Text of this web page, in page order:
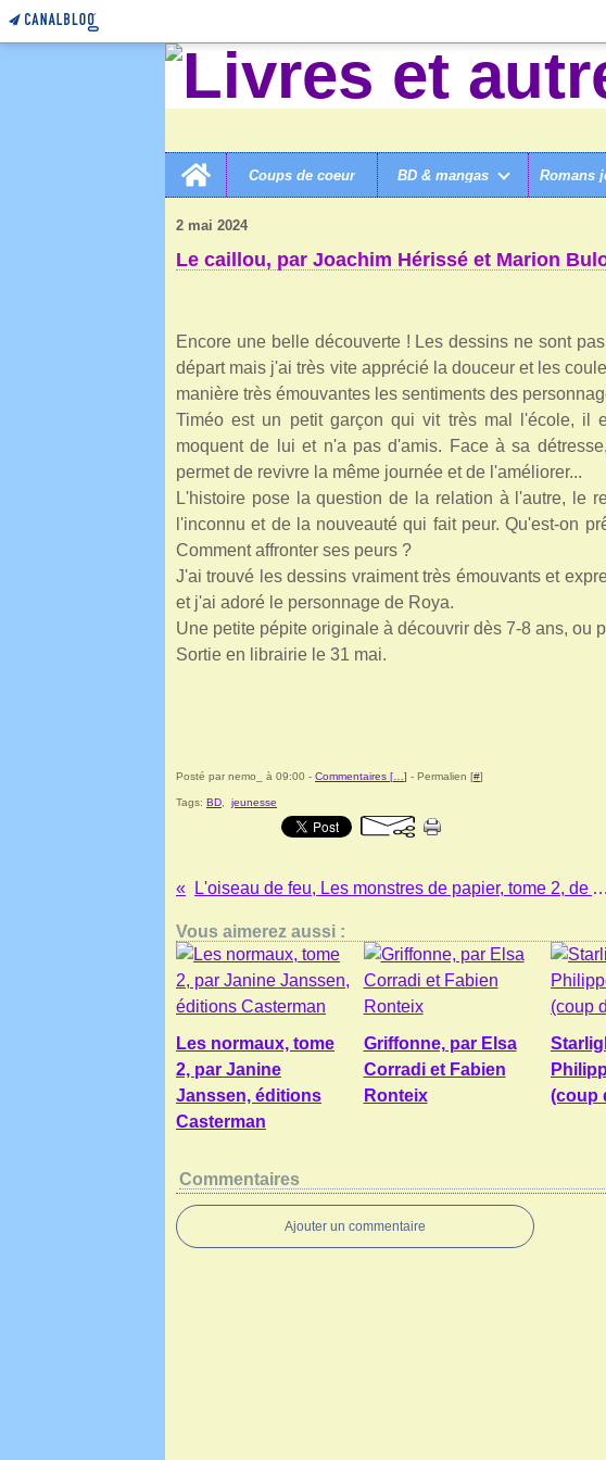
Home
Coups de coeur
BD & mangas Romans
LIVRES ET AUTRES MERVEILLES! > CATEGORIES > LE CAILLOU, PAR
2 mai 2024
Le caillou, par Joachim Hérissé et Marion
Encore une belle découverte ! Les dessins ne sont
départ mais j'ai très vite apprécié la douceur et les
manière très émouvantes les sentiments des
Timéo est un petit garçon qui vit très mal l'école, il
moquent de lui et n'a pas d'amis. Face à sa
permet de revivre la même journée et de l'améliorer...
L'histoire pose la question de la relation à l'autre, le
l'inconnu et de la nouveauté qui fait peur. Qu'est-on
Comment affronter ses peurs ?
J'ai trouvé les dessins vraiment très émouvants et
et j'ai adoré le personnage de Roya.
Une petite pépite originale à découvrir dès 7-8 ans, ou
Sortie en librairie le 31 mai.
Posté par nemo_ à 09:00 - Commentaires [ ] - Permalien [#]
Tags: BD jeunesse
L'oiseau de feu, Les monstres de papier, tome 2, de Ann Sei Lin
Vous aimerez aussi :
Les normaux, tome
2, par Janine
Janssen, éditions
Casterman
Griffonne, par Elsa
Corradi et Fabien
Ronteix
(coup
Commentaires
Ajouter un commentaire